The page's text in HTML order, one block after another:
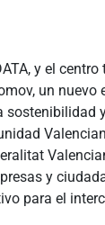
y el
un nuevo
sostenibilidad
y
para el